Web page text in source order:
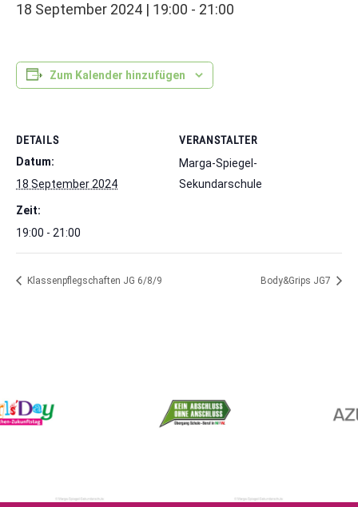
18 September 2024 | 19:00 - 21:00
Zum Kalender hinzufügen
DETAILS
Datum:
18 September 2024
Zeit:
19:00 - 21:00
VERANSTALTER
Marga-Spiegel-
Sekundarschule
Klassenpflegschaften JG 6/8/9 Body&Grips JG7